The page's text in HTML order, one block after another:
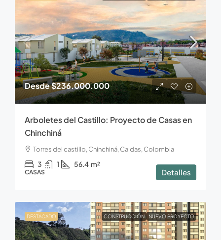
Desde$236.000.000
Arboletes del Castillo: Proyecto de Casas en
Chinchiná
Torres del castillo, Chinchiná, Caldas, Colombia
3 1 56.4 m²
CASAS Detalles
DESTACADO CONSTRUCCIÓN NUEVO PROYECTO